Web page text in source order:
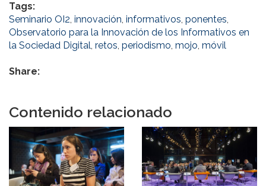
Tags:
Seminario OI2, innovación, informativos, ponentes,
Observatorio para la Innovación de los Informativos en
la Sociedad Digital, retos, periodismo, mojo, móvil
Share:
Contenido relacionado